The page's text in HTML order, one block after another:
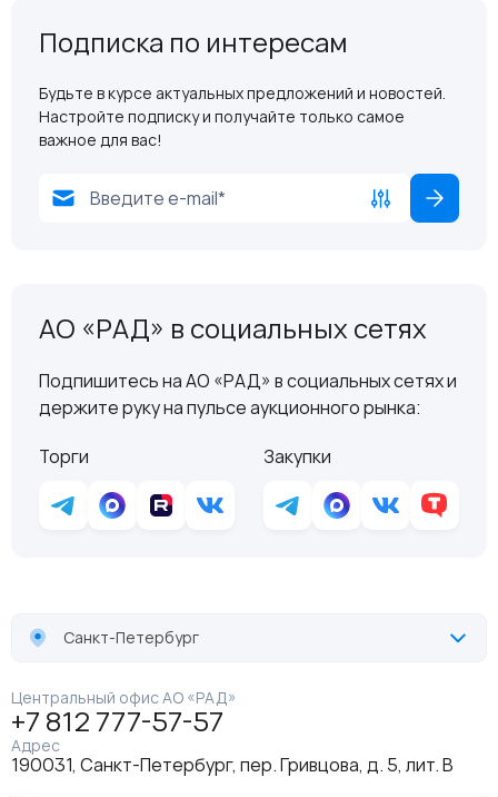
Подписка по интересам
Будьте в курсе актуальных предложений и новостей.
Настройте подписку и получайте только самое
важное для вас!
АО «РАД» в социальных сетях
Подпишитесь на АО «РАД» в социальных сетях и
держите руку на пульсе аукционного рынка:
Торги
Закупки
Санкт-Петербург
Центральный офис АО «РАД»
+7 812 777-57-57
Адрес
190031, Санкт-Петербург, пер. Гривцова, д. 5, лит. В